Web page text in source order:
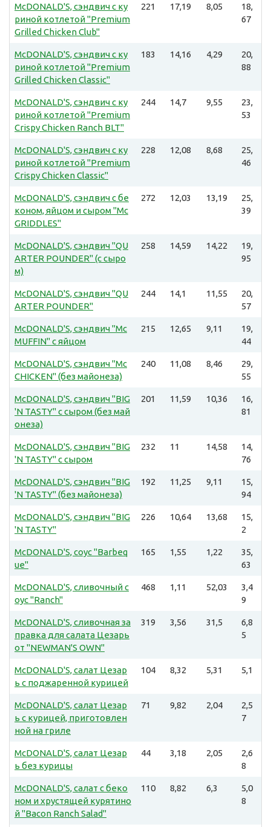
McDONALD'S, сэндвич с ку
риной котлетой "Premium
Grilled Chicken Club"
221 17,19 8,05
18,
67
McDONALD'S, сэндвич с ку
риной котлетой "Premium
Grilled Chicken Classic"
183 14,16 4,29
20,
88
McDONALD'S, сэндвич с ку
риной котлетой "Premium
Crispy Chicken Ranch BLT"
244 14,7 9,55
23,
53
McDONALD'S, сэндвич с ку
риной котлетой "Premium
Crispy Chicken Classic"
228 12,08 8,68
25,
46
McDONALD'S, сэндвич с бе
коном, яйцом и сыром "Mc
GRIDDLES"
272 12,03 13,19
25,
39
McDONALD'S, сэндвич "QU
ARTER POUNDER" (с сыро
м)
258 14,59 14,22
19,
95
McDONALD'S, сэндвич "QU
ARTER POUNDER"
244 14,1 11,55
20,
57
McDONALD'S, сэндвич "Mc
MUFFIN" с яйцом
215 12,65 9,11
19,
44
McDONALD'S, сэндвич "Mc
CHICKEN" (без майонеза)
240 11,08 8,46
29,
55
McDONALD'S, сэндвич "BIG
'N TASTY" с сыром (без май
онеза)
201 11,59 10,36
16,
81
McDONALD'S, сэндвич "BIG
'N TASTY" с сыром
232 11 14,58
14,
76
McDONALD'S, сэндвич "BIG
'N TASTY" (без майонеза)
192 11,25 9,11
15,
94
McDONALD'S, сэндвич "BIG
'N TASTY"
226 10,64 13,68
15,
2
McDONALD'S, соус "Barbeq
ue"
165 1,55 1,22
35,
63
McDONALD'S, сливочный с
оус "Ranch"
468 1,11 52,03
3,4
9
McDONALD'S, сливочная за
правка для салата Цезарь
от "NEWMAN'S OWN"
319 3,56 31,5
6,8
5
McDONALD'S, салат Цезар
ь с поджаренной курицей
104 8,32 5,31 5,1
McDONALD'S, салат Цезар
ь с курицей, приготовлен
ной на гриле
71 9,82 2,04
2,5
7
McDONALD'S, салат Цезар
ь без курицы
44 3,18 2,05
2,6
8
McDONALD'S, салат с беко
ном и хрустящей курятино
й "Bacon Ranch Salad"
110 8,82 6,3
5,0
8